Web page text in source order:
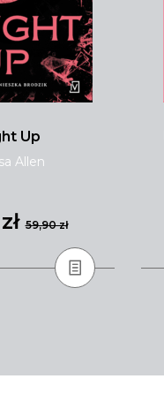
Up
Allen
59,90 zł